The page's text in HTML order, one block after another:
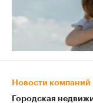
Новости компаний
Городская